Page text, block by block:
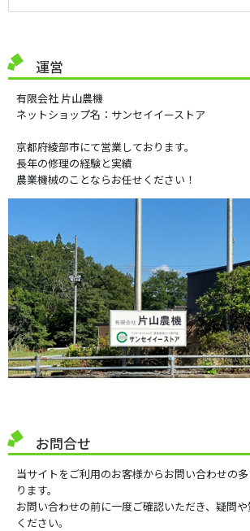
運営
有限会社 片山農機
ネットショップ名：サンセイイーストア
京都府綾部市にて営業しております。
長年の修理の経験と実績
農業機械のことならお任せください！
お問合せ
当サイトをご利用のお客様からお問い合わせの
ります。
お問い合わせの前に一度ご確認いただき、疑問
ください。